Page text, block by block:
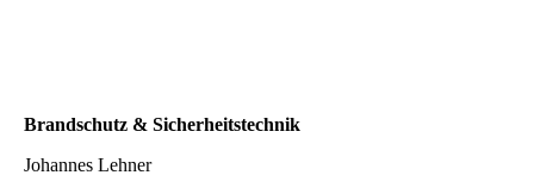
Brandschutz & Sicherheitstechnik
Johannes Lehner